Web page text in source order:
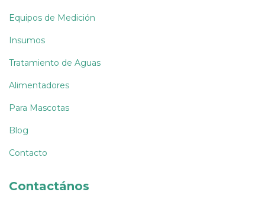
Equipos de Medición
Insumos
Tratamiento de Aguas
Alimentadores
Para Mascotas
Blog
Contacto
Contactános